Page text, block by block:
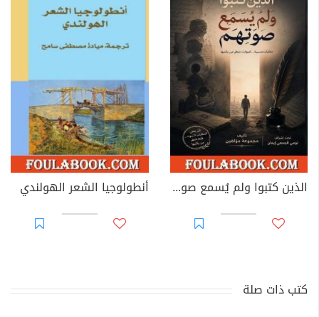
الذين كتبوا ولم يُسمع صوتهم أنطولوجيا الشعر الهولندي
كتب ذات صلة